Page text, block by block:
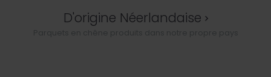
D'origine Néerlandaise